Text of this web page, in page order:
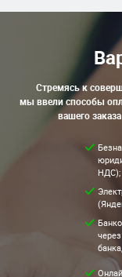
Стремясь к
мы ввели способы
вашего
НДС);